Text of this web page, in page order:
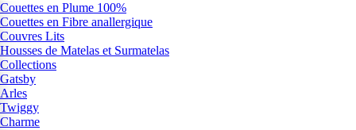
Couettes en Plume 100%
Couettes en Fibre anallergique
Couvres Lits
Housses de Matelas et Surmatelas
Collections
Gatsby
Arles
Twiggy
Charme